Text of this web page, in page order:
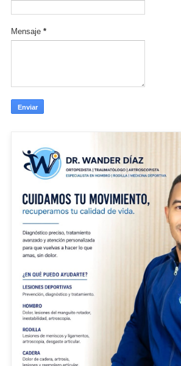
Mensaje *